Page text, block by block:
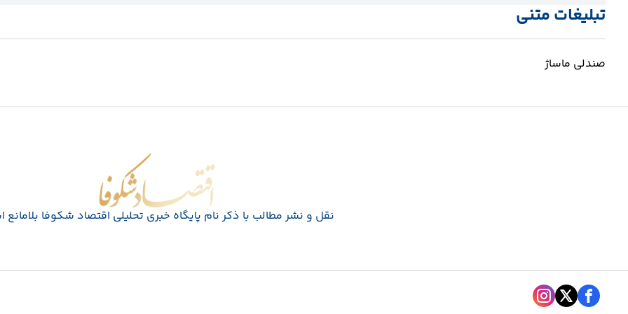
تبلیغات متنی
صندلی ماساژ
اقتصاد شکوفا
نقل و نشر مطالب با ذکر نام پايگاه خبری تحليلی اقتصاد شکوفا